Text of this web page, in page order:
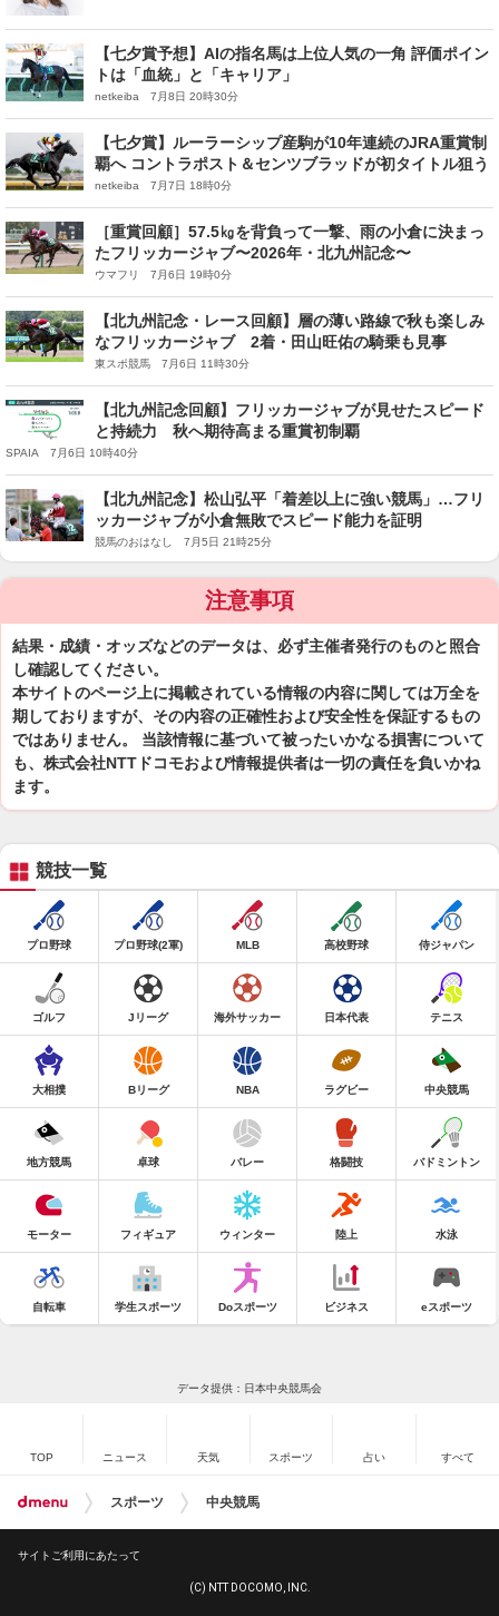
【七夕賞予想】AIの指名馬は上位人気の一角 評価ポイン
トは「血統」と「キャリア」
netkeiba 7月8日 20時30分
【七夕賞】ルーラーシップ産駒が10年連続のJRA重賞制
覇へ コントラポスト＆センツブラッドが初タイトル狙う
netkeiba 7月7日 18時0分
［重賞回顧］57.5㎏を背負って一撃、雨の小倉に決まっ
たフリッカージャブ〜2026年・北九州記念〜
ウマフリ 7月6日 19時0分
【北九州記念・レース回顧】層の薄い路線で秋も楽しみ
なフリッカージャブ 2着・田山旺佑の騎乗も見事
東スポ競馬 7月6日 11時30分
【北九州記念回顧】フリッカージャブが見せたスピード
と持続力 秋へ期待高まる重賞初制覇
SPAIA 7月6日 10時40分
【北九州記念】松山弘平「着差以上に強い競馬」…フリ
ッカージャブが小倉無敗でスピード能力を証明
競馬のおはなし 7月5日 21時25分
注意事項
結果・成績・オッズなどのデータは、必ず主催者発行のものと照合
し確認してください。
本サイトのページ上に掲載されている情報の内容に関しては万全を
期しておりますが、その内容の正確性および安全性を保証するもの
ではありません。 当該情報に基づいて被ったいかなる損害について
も、株式会社NTTドコモおよび情報提供者は一切の責任を負いかね
ます。
競技一覧
プロ野球 プロ野球(2軍) MLB 高校野球 侍ジャパン
ゴルフ Jリーグ 海外サッカー 日本代表 テニス
大相撲 Bリーグ NBA ラグビー 中央競馬
地方競馬 卓球 バレー 格闘技 バドミントン
モーター フィギュア ウィンター 陸上 水泳
自転車 学生スポーツ Doスポーツ ビジネス eスポーツ
データ提供：日本中央競馬会
TOP ニュース 天気 スポーツ 占い すべて
スポーツ 中央競馬
サイトご利用にあたって
(C) NTT DOCOMO, INC.